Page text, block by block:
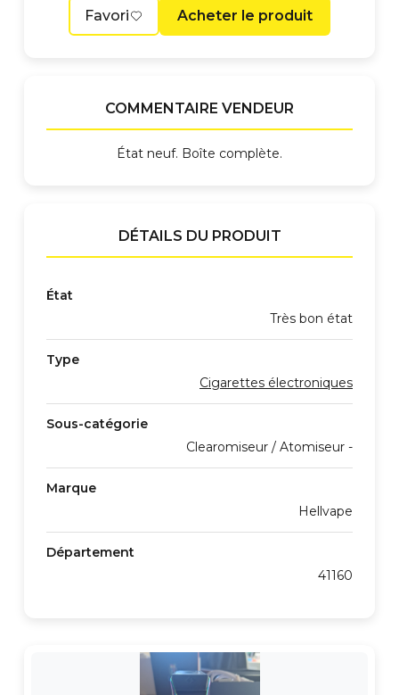
Favori Acheter le produit
COMMENTAIRE VENDEUR
État neuf. Boîte complète.
DÉTAILS DU PRODUIT
État
Très bon état
Type
Cigarettes électroniques
Sous-catégorie
Clearomiseur / Atomiseur -
Marque
Hellvape
Département
41160